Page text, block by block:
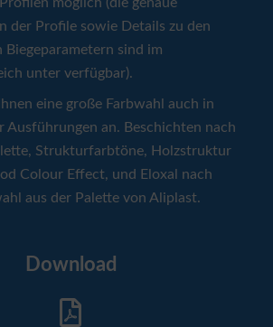
möglich (die genaue
der Profile sowie Details zu den
Biegeparametern sind im
unter verfügbar).
eine große Farbwahl auch in
Ausführungen an. Beschichten nach
Strukturfarbtöne, Holzstruktur
Colour Effect, und Eloxal nach
aus der Palette von Aliplast.
Download